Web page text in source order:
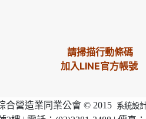
請掃描行動條碼
加入LINE官方帳號
合營造業同業公會 © 2015 系統設